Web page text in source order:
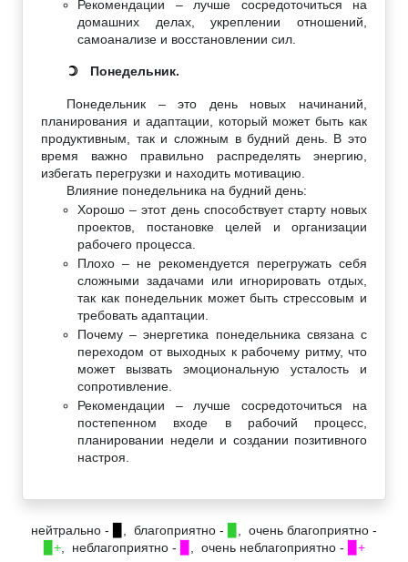
Рекомендации – лучше сосредоточиться на
домашних делах, укреплении отношений,
самоанализе и восстановлении сил.
☽ Понедельник.
Понедельник – это день новых начинаний,
планирования и адаптации, который может быть как
продуктивным, так и сложным в будний день. В это
время важно правильно распределять энергию,
избегать перегрузки и находить мотивацию.
Влияние понедельника на будний день:
Хорошо – этот день способствует старту новых
проектов, постановке целей и организации
рабочего процесса.
Плохо – не рекомендуется перегружать себя
сложными задачами или игнорировать отдых,
так как понедельник может быть стрессовым и
требовать адаптации.
Почему – энергетика понедельника связана с
переходом от выходных к рабочему ритму, что
может вызвать эмоциональную усталость и
сопротивление.
Рекомендации – лучше сосредоточиться на
постепенном входе в рабочий процесс,
планировании недели и создании позитивного
настроя.
нейтрально - , благоприятно -
, очень благоприятно -
▉+, неблагоприятно - , очень неблагоприятно - ▉+